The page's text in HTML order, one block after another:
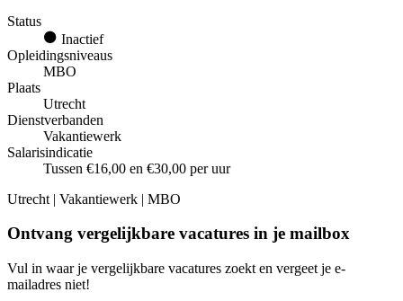
Status
Inactief
Opleidingsniveaus
MBO
Plaats
Utrecht
Dienstverbanden
Vakantiewerk
Salarisindicatie
Tussen €16,00 en €30,00 per uur
Utrecht | Vakantiewerk | MBO
Ontvang vergelijkbare vacatures in je mailbox
Vul in waar je vergelijkbare vacatures zoekt en vergeet je e-
mailadres niet!